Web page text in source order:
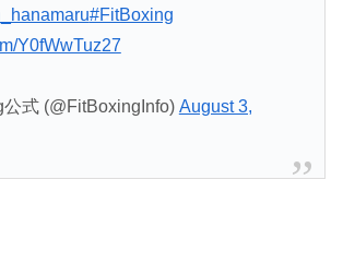
#FitBoxing
Y0fWwTuz27
式 (@FitBoxingInfo) August 3,